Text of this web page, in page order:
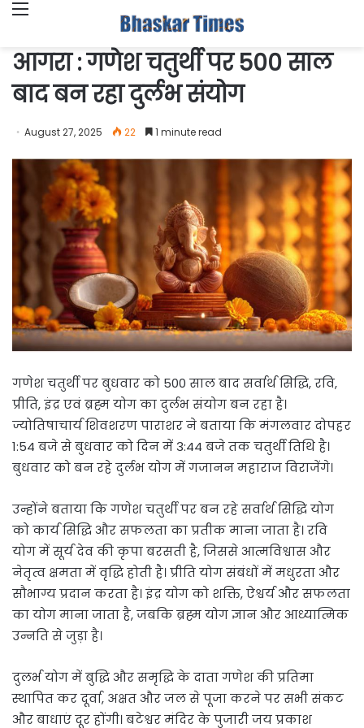
आगरा : गणेश चतुर्थी पर 500 साल
बाद बन रहा दुर्लभ संयोग
August 27, 2025 22 1 minute read
गणेश चतुर्थी पर बुधवार को 500 साल बाद सर्वार्थ सिद्धि, रवि,
प्रीति, इंद्र एवं ब्रह्म योग का दुर्लभ संयोग बन रहा है।
ज्योतिषाचार्य शिवशरण पाराशर ने बताया कि मंगलवार दोपहर
1:54 बजे से बुधवार को दिन में 3:44 बजे तक चतुर्थी तिथि है।
बुधवार को बन रहे दुर्लभ योग में गजानन महाराज विराजेंगे।
उन्होंने बताया कि गणेश चतुर्थी पर बन रहे सर्वार्थ सिद्धि योग
को कार्य सिद्धि और सफलता का प्रतीक माना जाता है। रवि
योग में सूर्य देव की कृपा बरसती है, जिससे आत्मविश्वास और
नेतृत्व क्षमता में वृद्धि होती है। प्रीति योग संबंधों में मधुरता और
सौभाग्य प्रदान करता है। इंद्र योग को शक्ति, ऐश्वर्य और सफलता
का योग माना जाता है, जबकि ब्रह्म योग ज्ञान और आध्यात्मिक
उन्नति से जुड़ा है।
दुलर्भ योग में बुद्धि और समृद्धि के दाता गणेश की प्रतिमा
स्थापित कर दूर्वा, अक्षत और जल से पूजा करने पर सभी संकट
और बाधाएं दूर होंगी। बटेश्वर मंदिर के पुजारी जय प्रकाश